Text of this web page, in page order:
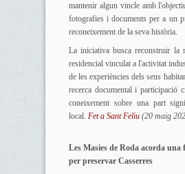
mantenir algun vincle amb
fotografies i documents per a un
reconeixement de la seva història.
La iniciativa busca reconstruir la
residencial vinculat a l'activitat
de les experiències dels seus
recerca documental i participació
coneixement sobre una part
local. Fet a Sant Feliu(20 maig
Les Masies de Roda acorda
per preservar Casserres